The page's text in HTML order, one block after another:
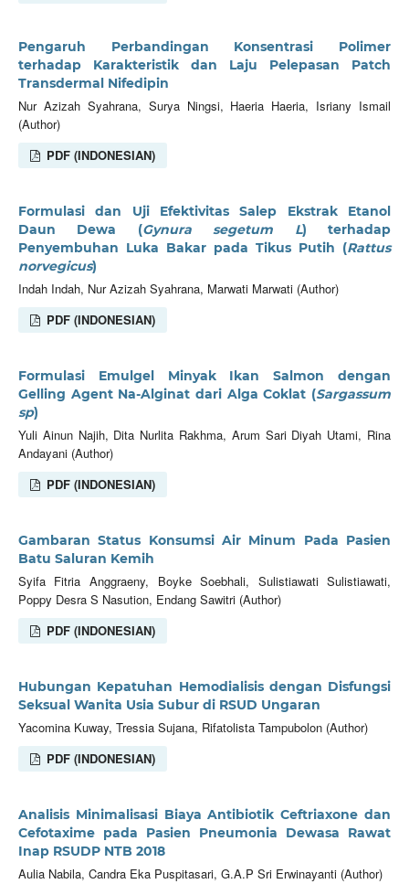
Pengaruh Perbandingan Konsentrasi Polimer
terhadap Karakteristik dan Laju Pelepasan Patch
Transdermal Nifedipin
Nur Azizah Syahrana, Surya Ningsi, Haeria Haeria, Isriany Ismail
(Author)
PDF (INDONESIAN)
Formulasi dan Uji Efektivitas Salep Ekstrak Etanol
Daun Dewa (Gynura segetum L) terhadap
Penyembuhan Luka Bakar pada Tikus Putih (Rattus
norvegicus)
Indah Indah, Nur Azizah Syahrana, Marwati Marwati (Author)
PDF (INDONESIAN)
Formulasi Emulgel Minyak Ikan Salmon dengan
Gelling Agent Na-Alginat dari Alga Coklat (Sargassum
sp)
Yuli Ainun Najih, Dita Nurlita Rakhma, Arum Sari Diyah Utami, Rina
Andayani (Author)
PDF (INDONESIAN)
Gambaran Status Konsumsi Air Minum Pada Pasien
Batu Saluran Kemih
Syifa Fitria Anggraeny, Boyke Soebhali, Sulistiawati Sulistiawati,
Poppy Desra S Nasution, Endang Sawitri (Author)
PDF (INDONESIAN)
Hubungan Kepatuhan Hemodialisis dengan Disfungsi
Seksual Wanita Usia Subur di RSUD Ungaran
Yacomina Kuway, Tressia Sujana, Rifatolista Tampubolon (Author)
PDF (INDONESIAN)
Analisis Minimalisasi Biaya Antibiotik Ceftriaxone dan
Cefotaxime pada Pasien Pneumonia Dewasa Rawat
Inap RSUDP NTB 2018
Aulia Nabila, Candra Eka Puspitasari, G.A.P Sri Erwinayanti (Author)